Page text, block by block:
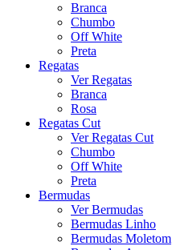
Branca
Chumbo
Off White
Preta
Regatas
Ver Regatas
Branca
Rosa
Regatas Cut
Ver Regatas Cut
Chumbo
Off White
Preta
Bermudas
Ver Bermudas
Bermudas Linho
Bermudas Moletom